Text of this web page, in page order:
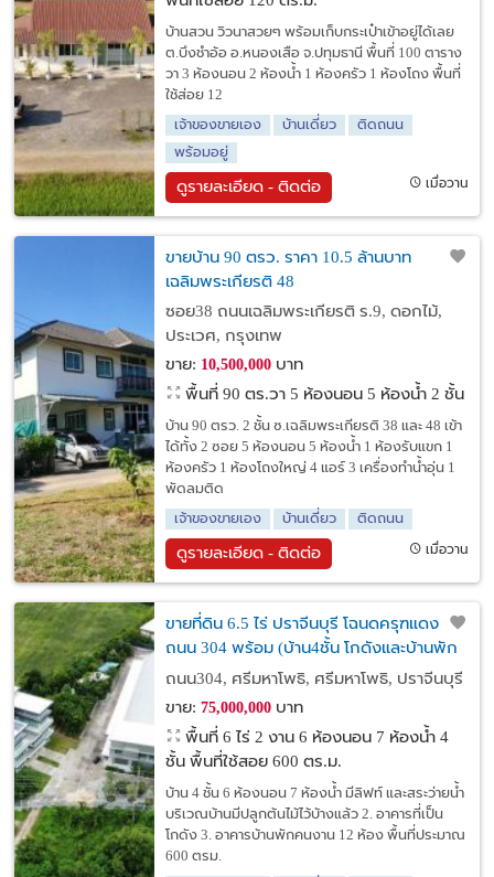
บ้านสวน วิวนาสวยๆ พร้อมเก็บกระเป๋าเข้าอยู่ได้เลย
ต.บึงชำอ้อ อ.หนองเสือ จ.ปทุมธานี พื้นที่ 100 ตาราง
วา 3 ห้องนอน 2 ห้องน้ำ 1 ห้องครัว 1 ห้องโถง พื้นที่
ใช้ส่อย 12
เจ้าของขายเอง
บ้านเดี่ยว
ติดถนน
พร้อมอยู่
ดูรายละเอียด - ติดต่อ เมื่อวาน
ขายบ้าน 90 ตรว. ราคา 10.5 ล้านบาท
เฉลิมพระเกียรติ 48
ซอย38 ถนนเฉลิมพระเกียรติ ร.9, ดอกไม้,
ประเวศ, กรุงเทพ
ขาย: 10,500,000บาท
พื้นที่ 90 ตร.วา 5 ห้องนอน 5 ห้องน้ำ 2 ชั้น
บ้าน 90 ตรว. 2 ชั้น ซ.เฉลิมพระเกียรติ 38 และ 48 เข้า
ได้ทั้ง 2 ซอย 5 ห้องนอน 5 ห้องน้ำ 1 ห้องรับแขก 1
ห้องครัว 1 ห้องโถงใหญ่ 4 แอร์ 3 เครื่องทำน้ำอุ่น 1
พัดลมติด
เจ้าของขายเอง
บ้านเดี่ยว ติดถนน
ดูรายละเอียด - ติดต่อ เมื่อวาน
ขายที่ดิน 6.5 ไร่ ปราจีนบุรี โฉนดครุฑแดง ติด
ถนน 304 พร้อม (บ้าน4ชั้น โกดังและบ้านพัก
คนงาน)
ถนน304, ศรีมหาโพธิ, ศรีมหาโพธิ, ปราจีนบุรี
ขาย: 75,000,000บาท
พื้นที่ 6 ไร่ 2 งาน 6 ห้องนอน 7 ห้องน้ำ 4
ชั้น พื้นที่ใช้สอย 600 ตร.ม.
บ้าน 4 ชั้น 6 ห้องนอน 7 ห้องน้ำ มีลิฟท์ และสระว่ายน้ำ
บริเวณบ้านมีปลูกต้นไม้ไว้บ้างแล้ว 2. อาคารที่เป็น
โกดัง 3. อาคารบ้านพักคนงาน 12 ห้อง พื้นที่ประมาณ
600 ตรม.